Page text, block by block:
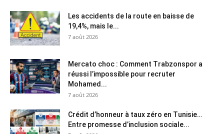
Les accidents de la route en baisse de
19,4%, mais le...
7 août 2026
Mercato choc : Comment Trabzonspor a
réussi l’impossible pour recruter
Mohamed...
7 août 2026
Crédit d’honneur à taux zéro en Tunisie…
Entre promesse d’inclusion sociale...